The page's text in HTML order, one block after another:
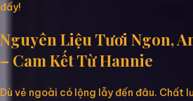
đấy!
Nguyên Liệu Tươi Ngon,
– Cam Kết Từ Hannie
Dù vẻ ngoài có lộng lẫy đến đâu. Chất